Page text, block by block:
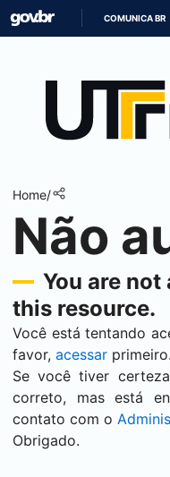
COMUNICA BR
Home/
Não
You are
this resource.
Você está tentando
favor, acessar primeiro.
Se você tiver
correto, mas está
contato com o
Obrigado.